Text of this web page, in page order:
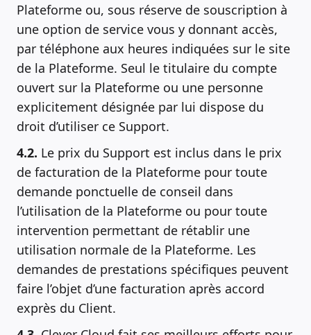
Plateforme ou, sous réserve de souscription à
une option de service vous y donnant accès,
par téléphone aux heures indiquées sur le site
de la Plateforme. Seul le titulaire du compte
ouvert sur la Plateforme ou une personne
explicitement désignée par lui dispose du
droit d’utiliser ce Support.
4.2. Le prix du Support est inclus dans le prix
de facturation de la Plateforme pour toute
demande ponctuelle de conseil dans
l’utilisation de la Plateforme ou pour toute
intervention permettant de rétablir une
utilisation normale de la Plateforme. Les
demandes de prestations spécifiques peuvent
faire l’objet d’une facturation après accord
exprès du Client.